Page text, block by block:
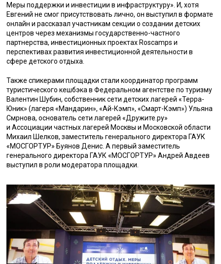
Меры поддержки и инвестиции в инфраструктуру». И, хотя
Евгений не смог присутствовать лично, он выступил в формате
онлайн и рассказал участникам секции о создании детских
центров через механизмы государственно-частного
партнерства, инвестиционных проектах Roscamps и
перспективах развития инвестиционной деятельности в
сфере детского отдыха.
Также спикерами площадки стали координатор программ
туристического кешбэка в Федеральном агентстве по туризму
Валентин Шубин, собственник сети детских лагерей «Терра-
Юник» (лагеря «Мандарин», «Ай-Кэмп», «Смарт-Кэмп») Ульяна
Смрнова, основатель сети лагерей «Дружите.ру»
и Ассоциации частных лагерей Москвы и Московской области
Михаил Шелков, заместитель генерального директора ГАУК
«МОСГОРТУР» Буянов Денис. А первый заместитель
генерального директора ГАУК «МОСГОРТУР» Андрей Авдеев
выступил в роли модератора площадки.